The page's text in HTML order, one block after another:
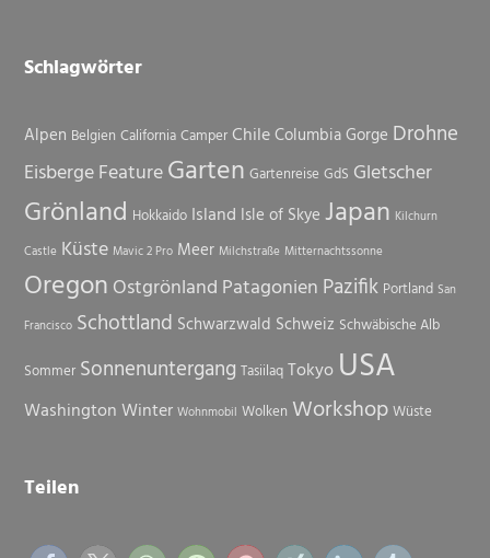
Schlagwörter
Alpen Belgien California Camper ChileColumbia Gorge Drohne
EisbergeFeatureGarten Gartenreise GdS Gletscher
Grönland Hokkaido Island Isle of Skye Japan Kilchurn
Castle Küste Mavic 2 Pro Meer Milchstraße Mitternachtssonne
Oregon Ostgrönland Patagonien Pazifik Portland San
Francisco Schottland Schwarzwald Schweiz Schwäbische Alb
Sommer Sonnenuntergang Tasiilaq Tokyo USA
Washington Winter Wohnmobil Wolken Workshop Wüste
Teilen